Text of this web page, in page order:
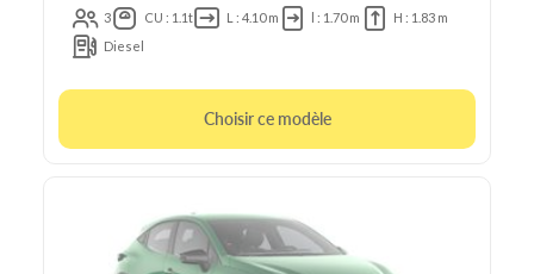
3 CU : 1.1t L : 4.10 m l : 1.70 m
H : 1.83 m
Diesel
Choisir ce modèle